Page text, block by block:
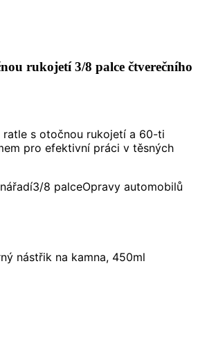
rukojetí 3/8 palce čtverečního
ratle s otočnou rukojetí a 60-ti
pro efektivní práci v těsných
3/8 palceOpravy automobilů
nástřik na kamna, 450ml